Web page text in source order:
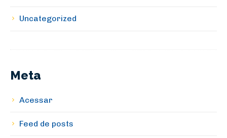
Uncategorized
Meta
Acessar
Feed de posts